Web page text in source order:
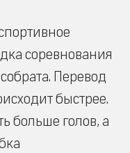
соревнования
Перевод
быстрее.
больше голов, а